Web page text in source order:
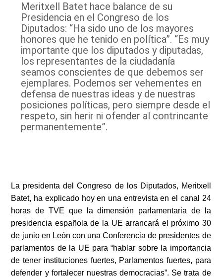
Meritxell Batet hace balance de su
Presidencia en el Congreso de los
Diputados: “Ha sido uno de los mayores
honores que he tenido en política”. “Es muy
importante que los diputados y diputadas,
los representantes de la ciudadanía
seamos conscientes de que debemos ser
ejemplares. Podemos ser vehementes en
defensa de nuestras ideas y de nuestras
posiciones políticas, pero siempre desde el
respeto, sin herir ni ofender al contrincante
permanentemente”.
La presidenta del Congreso de los Diputados, Meritxell
Batet, ha explicado hoy en una entrevista en el canal 24
horas de TVE que la dimensión parlamentaria de la
presidencia española de la UE arrancará el próximo 30
de junio en León con una Conferencia de presidentes de
parlamentos de la UE para “hablar sobre la importancia
de tener instituciones fuertes, Parlamentos fuertes, para
defender y fortalecer nuestras democracias”. Se trata de